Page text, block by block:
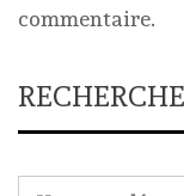
commentaire.
RECHERCHE